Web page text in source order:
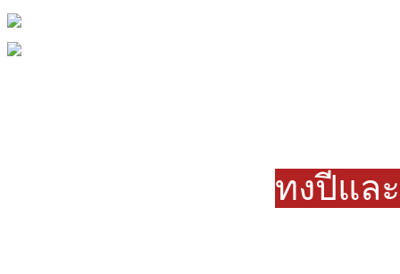
ทงปี่แล